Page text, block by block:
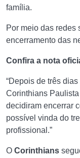
família.
Por meio das redes
encerramento das
Confira a nota
“Depois de três
Corinthians
decidiram encerrar
possível vinda do
profissional.”
O Corinthians